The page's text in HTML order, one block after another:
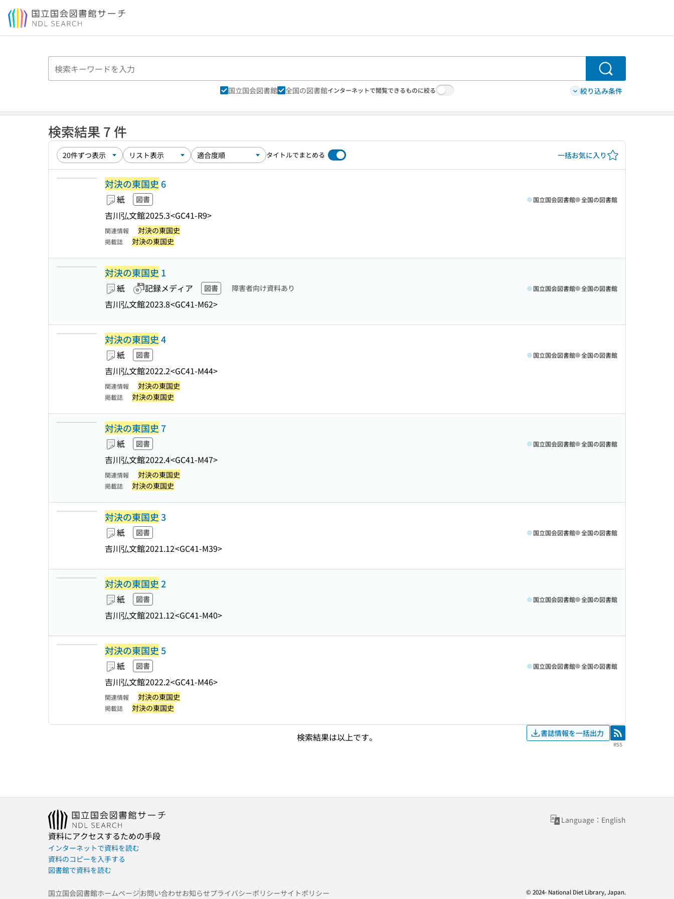
本文へ移動
検索
国立国会図書館 全国の図書館インターネットで閲覧できるものに絞る 絞り込み条件
検索結果 7 件
タイトルでまとめる 一括お気に入り
対決の東国史 6
紙 図書
吉川弘文館2025.3<GC41-R9>
国立国会図書館 全国の図書館
関連情報 対決の東国史
掲載誌 対決の東国史
対決の東国史 1
紙 記録メディア 図書 障害者向け資料あり
吉川弘文館2023.8<GC41-M62>
国立国会図書館 全国の図書館
対決の東国史 4
紙 図書
吉川弘文館2022.2<GC41-M44>
国立国会図書館 全国の図書館
関連情報 対決の東国史
掲載誌 対決の東国史
対決の東国史 7
紙 図書
吉川弘文館2022.4<GC41-M47>
国立国会図書館 全国の図書館
関連情報 対決の東国史
掲載誌 対決の東国史
対決の東国史 3
紙 図書
吉川弘文館2021.12<GC41-M39>
国立国会図書館 全国の図書館
対決の東国史 2
紙 図書
吉川弘文館2021.12<GC41-M40>
国立国会図書館 全国の図書館
対決の東国史 5
紙 図書
吉川弘文館2022.2<GC41-M46>
国立国会図書館 全国の図書館
関連情報 対決の東国史
掲載誌 対決の東国史
検索結果は以上です。 書誌情報を一括出力 RSS
RSS
Language：English
資料にアクセスするための手段
インターネットで資料を読む
資料のコピーを入手する
図書館で資料を読む
国立国会図書館ホームページお問い合わせお知らせプライバシーポリシーサイトポリシー
© 2024- National Diet Library, Japan.